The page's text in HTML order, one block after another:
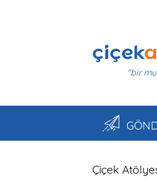
"bir
Çiçek